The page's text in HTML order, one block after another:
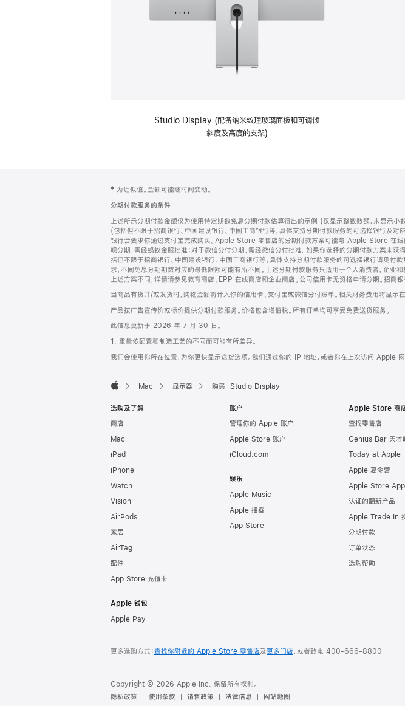
Studio Display (配备纳米纹理玻璃面板和可调倾
斜度及高度的支架)
页
脚
注
‡ 为近似值。金额可能随时间变动。
分期付款服务的条件
上述所示分期付款金额仅为使用特定期数免息分期付款估算得出的示例 (仅显示整数数额，未显示
(包括但不限于招商银行、中国建设银行、中国工商银行等，具体支持分期付款服务的可选择银行及
银行会要求你通过支付宝完成购买。Apple Store 零售店的分期付款方案可能与 Apple Store 在线
呗分期，需经蚂蚁金服批准；对于微信分付分期，需经微信分付批准。如果你选择的分期付款方案
括但不限于招商银行、中国建设银行、中国工商银行等，具体支持分期付款服务的可选择银行请见付
求，不同免息分期期数对应的最低限额可能有所不同。上述分期付款服务只适用于个人消费者。
上述方案不同，详情请参见教育商店、EPP 在线商店和企业商店。公司信用卡无资格申请分期。招
当商品有货并/或发货时，购物金额将计入你的信用卡、支付宝或微信分付账单。相关财务费用将显示
产品按广告宣传价或标价提供分期付款服务。价格包含增值税。所有订单均可享受免费送货服务。
此信息更新于 2026 年 7 月 30 日。
1. 重量依配置和制造工艺的不同而可能有所差异。
我们会使用你所在位置，为你更快显示送货选项。我们通过你的 IP 地址，或者你在上次访问 Apple 网
Mac 显示器 购买 Studio Display
选购及了解
商店
Mac
iPad
iPhone
Watch
Vision
AirPods
家居
AirTag
配件
App Store 充值卡
Apple 钱包
Apple Pay
账户
管理你的 Apple 账户
Apple Store 账户
iCloud.com
娱乐
Apple Music
Apple 播客
App Store
Apple Store 商
查找零售店
Genius Bar 天才
Today at Apple
Apple 夏令营
Apple Store App
认证的翻新产品
Apple Trade In
分期付款
订单状态
选购帮助
更多选购方式：查找你附近的 Apple Store 零售店及更多门店，或者致电 400-666-8800。
Copyright © 2026 Apple Inc. 保留所有权利。
隐私政策
使用条款 销售政策 法律信息 网站地图